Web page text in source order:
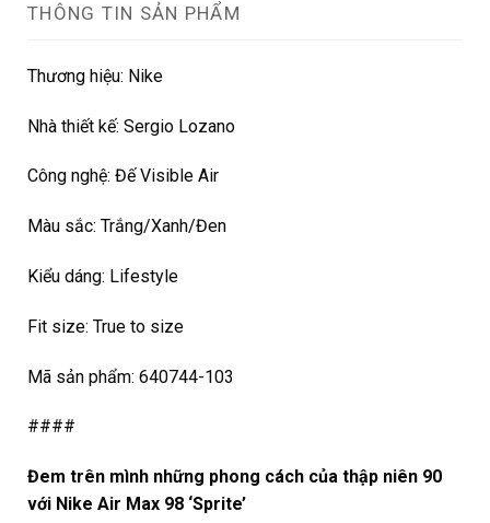
THÔNG TIN SẢN PHẨM
Thương hiệu: Nike
Nhà thiết kế: Sergio Lozano
Công nghệ: Đế Visible Air
Màu sắc: Trắng/Xanh/Đen
Kiểu dáng: Lifestyle
Fit size: True to size
Mã sản phẩm: 640744-103
####
Đem trên mình những phong cách của thập niên 90
với Nike Air Max 98 ‘Sprite’